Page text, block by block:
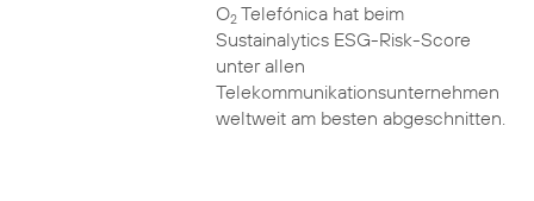
O2Telefónica hat beim
Sustainalytics ESG-Risk-Score
unter allen
Telekommunikationsunternehmen
weltweit am besten abgeschnitten.